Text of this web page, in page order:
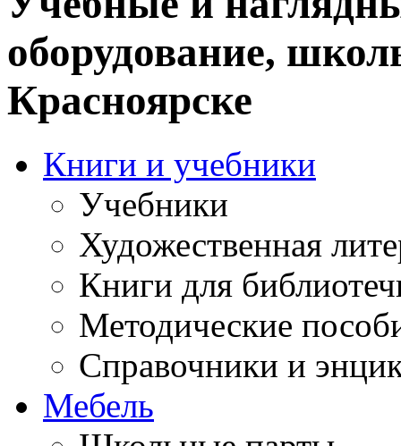
оборудование,
Красноярске
Книги и учебники
Учебники
Художественная
Книги для
Методические
Справочники и
Мебель